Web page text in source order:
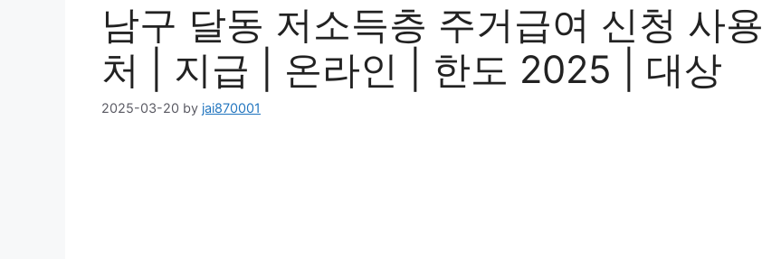
남구 달동 저소득층 주거급여 신청 사용
처 | 지급 | 온라인 | 한도 2025 | 대상
2025-03-20 by jai870001